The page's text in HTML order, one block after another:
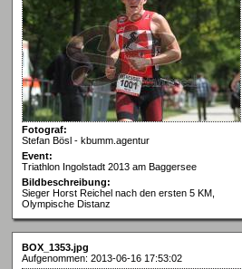
Fotograf:
Stefan Bösl - kbumm.agentur
Event:
Triathlon Ingolstadt 2013 am Baggersee
Bildbeschreibung:
Sieger Horst Reichel nach den ersten 5 KM,
Olympische Distanz
BOX_1353.jpg
Aufgenommen: 2013-06-16 17:53:02